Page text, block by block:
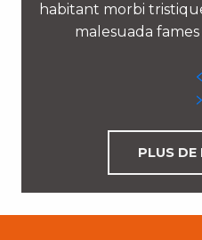
habitant morbi
malesuada
PLUS